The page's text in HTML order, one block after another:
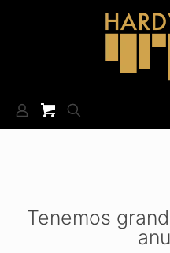
Tenemos